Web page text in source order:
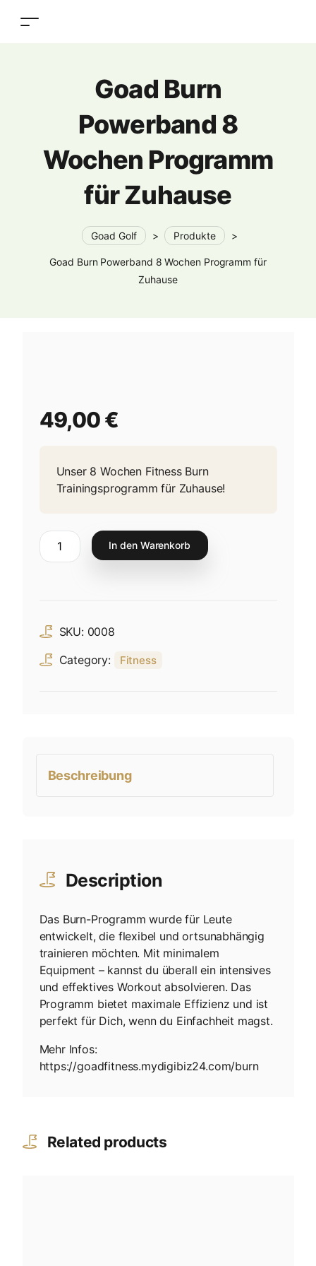
Goad Burn
Powerband 8
Wochen Programm
für Zuhause
Goad Golf > Produkte >
Goad Burn Powerband 8 Wochen Programm für
Zuhause
49,00€
Unser 8 Wochen Fitness Burn
Trainingsprogramm für Zuhause!
In den Warenkorb
SKU: 0008
Category:
Fitness
Beschreibung
Description
Das Burn-Programm wurde für Leute
entwickelt, die flexibel und ortsunabhängig
trainieren möchten. Mit minimalem
Equipment – kannst du überall ein intensives
und effektives Workout absolvieren. Das
Programm bietet maximale Effizienz und ist
perfekt für Dich, wenn du Einfachheit magst.
Mehr Infos:
https://goadfitness.mydigibiz24.com/burn
Related products